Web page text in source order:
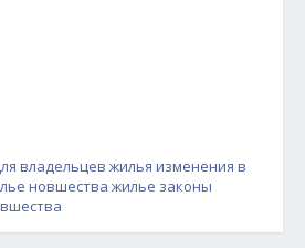
владельцев жилья изменения в
новшества жилье законы